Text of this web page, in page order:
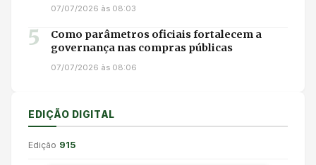
07/07/2026 às 08:03
5
Como parâmetros oficiais fortalecem a
governança nas compras públicas
07/07/2026 às 08:06
EDIÇÃO DIGITAL
Edição 915